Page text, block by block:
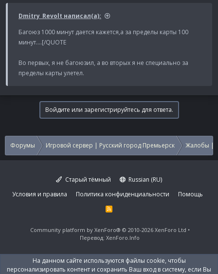
Dmitry_Revolt написал(а):
Багоюз 1000 минут дается кажется,а за пределы карты 100
минут....[/QUOTE
Во первых, я не багоюзил, а во вторых я не специально за
пределы карты улетел.
Войдите или зарегистрируйтесь для ответа.
Форумы Игровой сервер | Русский город Премьерск Жалобы |
Старый тёмный
Russian (RU)
Условия и правила
Политика конфиденциальности Помощь
R
S
Community platform by XenForo® © 2010-2026 XenForo Ltd
Перевод: XenForo.Info